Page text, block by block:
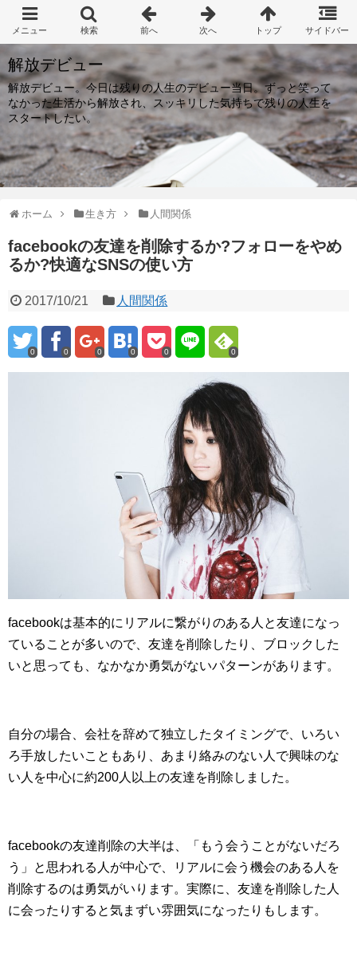
解放デビュー
解放デビュー。今日は残りの人生のデビュー当日。ずっと笑って
なかった生活から解放され、スッキリした気持ちで残りの人生を
スタートしたい。
ホーム 生き方 人間関係
facebookの友達を削除するか?フォローをやめ
るか?快適なSNSの使い方
2017/10/21 人間関係
0 0 0 0 0 0
facebookは基本的にリアルに繋がりのある人と友達になっ
ていることが多いので、友達を削除したり、ブロックした
いと思っても、なかなか勇気がないパターンがあります。
自分の場合、会社を辞めて独立したタイミングで、いろい
ろ手放したいこともあり、あまり絡みのない人で興味のな
い人を中心に約200人以上の友達を削除しました。
facebookの友達削除の大半は、「もう会うことがないだろ
う」と思われる人が中心で、リアルに会う機会のある人を
削除するのは勇気がいります。実際に、友達を削除した人
に会ったりすると気まずい雰囲気になったりもします。